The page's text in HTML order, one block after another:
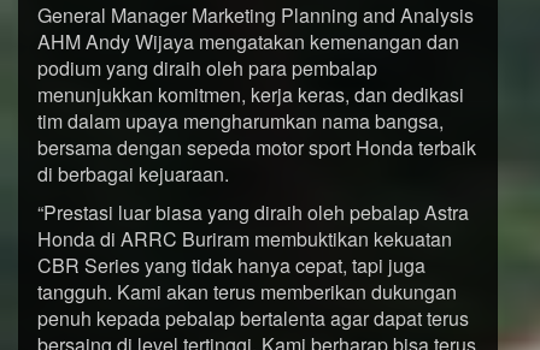
General Manager Marketing Planning and Analysis
AHM Andy Wijaya mengatakan kemenangan dan
podium yang diraih oleh para pembalap
menunjukkan komitmen, kerja keras, dan dedikasi
tim dalam upaya mengharumkan nama bangsa,
bersama dengan sepeda motor sport Honda terbaik
di berbagai kejuaraan.
“Prestasi luar biasa yang diraih oleh pebalap Astra
Honda di ARRC Buriram membuktikan kekuatan
CBR Series yang tidak hanya cepat, tapi juga
tangguh. Kami akan terus memberikan dukungan
penuh kepada pebalap bertalenta agar dapat terus